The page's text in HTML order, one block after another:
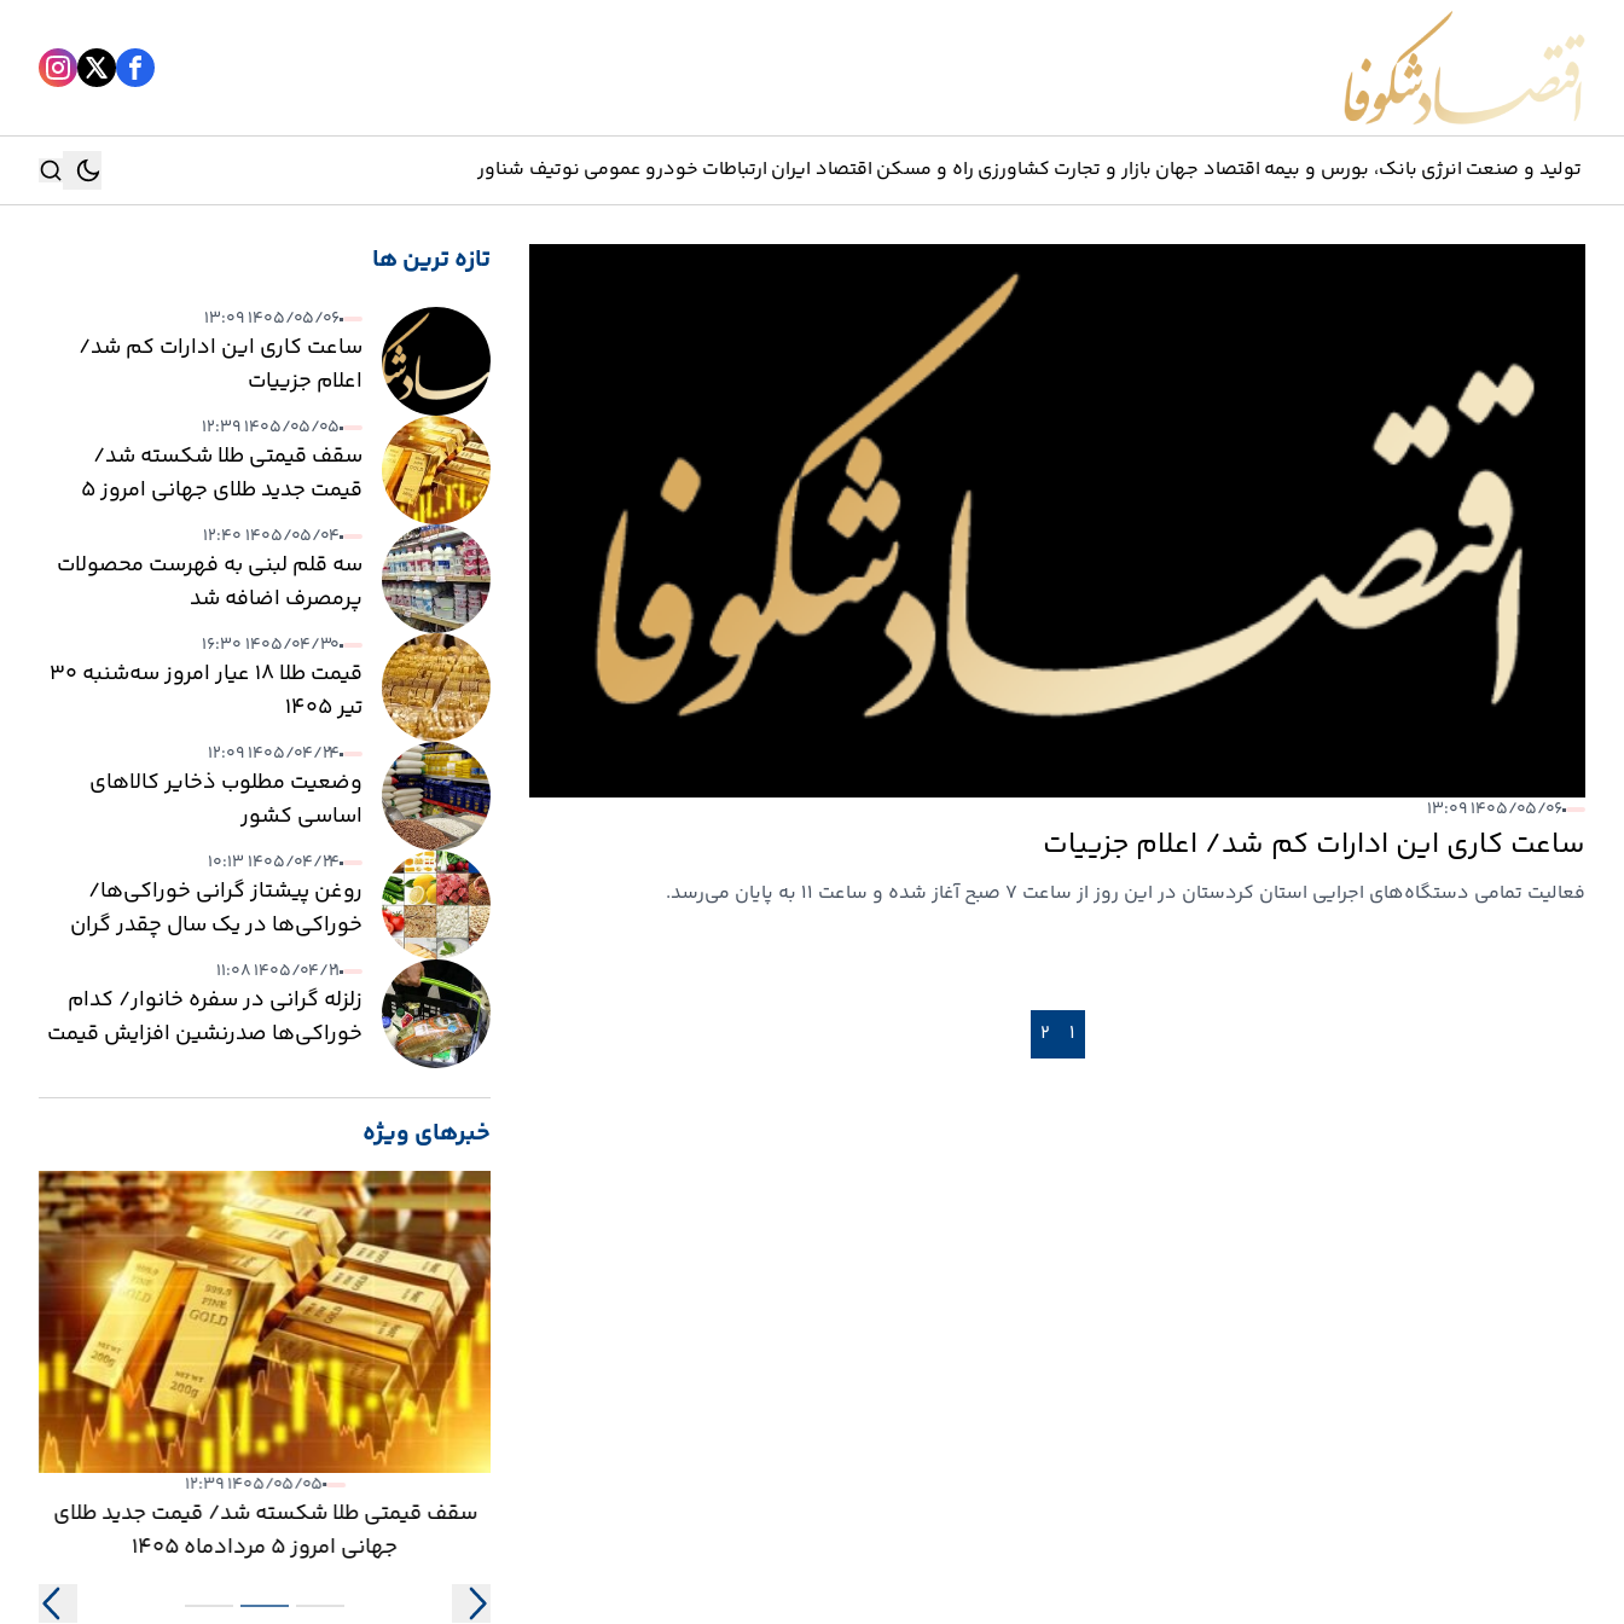
تولید و صنعت انرژی بانک، بورس و بیمه اقتصاد جهان بازار و تجارت کشاورزی راه و مسکن اقتصاد ایران ارتباطات خودرو عمومی نوتیف شناور
جستجو
۱۴۰۵/۰۵/۰۶ ۱۳:۰۹
ساعت کاری این ادارات کم شد/ اعلام جزییات
فعالیت تمامی دستگاه‌های اجرایی استان کردستان در این روز از ساعت ۷ صبح آغاز شده و ساعت ۱۱ به پایان می‌رسد.
۱ ۲
تازه ترین ها
۱۴۰۵/۰۵/۰۶ ۱۳:۰۹
ساعت کاری این ادارات کم شد/
اعلام جزییات
۱۴۰۵/۰۵/۰۵ ۱۲:۳۹
سقف قیمتی طلا شکسته شد/
قیمت جدید طلای جهانی امروز ۵
مردادماه ۱۴۰۵
۱۴۰۵/۰۵/۰۴ ۱۲:۴۰
سه قلم لبنی به فهرست محصولات
پرمصرف اضافه شد
۱۴۰۵/۰۴/۳۰ ۱۶:۳۰
قیمت طلا ۱۸ عیار امروز سه‌شنبه ۳۰
تیر ۱۴۰۵
۱۴۰۵/۰۴/۲۴ ۱۲:۰۹
وضعیت مطلوب ذخایر کالاهای
اساسی کشور
۱۴۰۵/۰۴/۲۴ ۱۰:۱۳
روغن پیشتاز گرانی خوراکی‌ها/
خوراکی‌ها در یک سال چقدر گران
شدند؟
۱۴۰۵/۰۴/۲۱ ۱۱:۰۸
زلزله گرانی در سفره خانوار/ کدام
خوراکی‌ها صدرنشین افزایش قیمت
خبرهای ویژه
۱۴۰۵/۰۵/۰۵ ۱۲:۳۹
سقف قیمتی طلا شکسته شد/ قیمت جدید طلای
جهانی امروز ۵ مردادماه ۱۴۰۵